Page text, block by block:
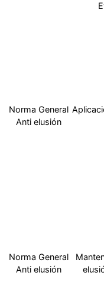
Norma General
Anti elusión
Norma General
Anti elusión